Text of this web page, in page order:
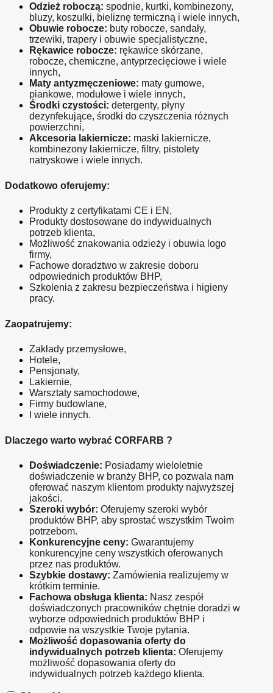
Odzież roboczą: spodnie, kurtki, kombinezony,
bluzy, koszulki, bieliznę termiczną i wiele innych,
Obuwie robocze: buty robocze, sandały,
trzewiki, trapery i obuwie specjalistyczne,
Rękawice robocze: rękawice skórzane,
robocze, chemiczne, antyprzecięciowe i wiele
innych,
Maty antyzmęczeniowe: maty gumowe,
piankowe, modułowe i wiele innych,
Środki czystości: detergenty, płyny
dezynfekujące, środki do czyszczenia różnych
powierzchni,
Akcesoria lakiernicze: maski lakiernicze,
kombinezony lakiernicze, filtry, pistolety
natryskowe i wiele innych.
Dodatkowo oferujemy:
Produkty z certyfikatami CE i EN,
Produkty dostosowane do indywidualnych
potrzeb klienta,
Możliwość znakowania odzieży i obuwia logo
firmy,
Fachowe doradztwo w zakresie doboru
odpowiednich produktów BHP,
Szkolenia z zakresu bezpieczeństwa i higieny
pracy.
Zaopatrujemy:
Zakłady przemysłowe,
Hotele,
Pensjonaty,
Lakiernie,
Warsztaty samochodowe,
Firmy budowlane,
I wiele innych.
Dlaczego warto wybrać CORFARB ?
Doświadczenie: Posiadamy wieloletnie
doświadczenie w branży BHP, co pozwala nam
oferować naszym klientom produkty najwyższej
jakości.
Szeroki wybór: Oferujemy szeroki wybór
produktów BHP, aby sprostać wszystkim Twoim
potrzebom.
Konkurencyjne ceny: Gwarantujemy
konkurencyjne ceny wszystkich oferowanych
przez nas produktów.
Szybkie dostawy: Zamówienia realizujemy w
krótkim terminie.
Fachowa obsługa klienta: Nasz zespół
doświadczonych pracowników chętnie doradzi w
wyborze odpowiednich produktów BHP i
odpowie na wszystkie Twoje pytania.
Możliwość dopasowania oferty do
indywidualnych potrzeb klienta: Oferujemy
możliwość dopasowania oferty do
indywidualnych potrzeb każdego klienta.